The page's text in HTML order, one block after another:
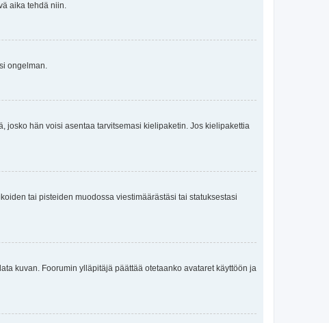
aika tehdä niin.
ongelman.
hän voisi asentaa tarvitsemasi kielipaketin. Jos kielipakettia
tai pisteiden muodossa viestimäärästäsi tai statuksestasi
kuvan. Foorumin ylläpitäjä päättää otetaanko avataret käyttöön ja